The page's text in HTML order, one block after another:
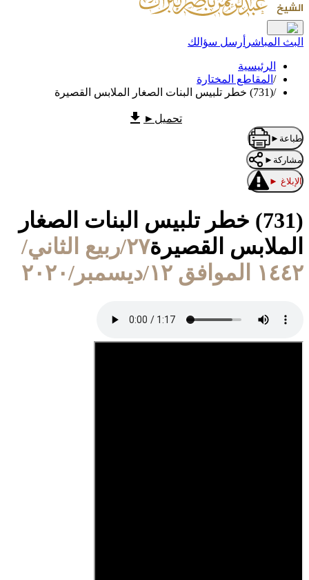
البث المباشر أرسل سؤالك
الرئيسية
/ المقاطع المختارة
/(731) خطر تلبيس البنات الصغار الملابس القصيرة
تحميل ►
طباعة ►
مشاركة ►
الإبلاغ ►
(731) خطر تلبيس البنات الصغار
الملابس القصيرة
٢٧/ربيع الثاني/
١٤٤٢ الموافق ١٢/ديسمبر/٢٠٢٠